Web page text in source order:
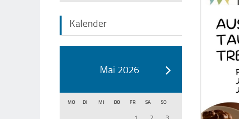
Kalender
Mai 2026
MO DI MI DO FR SA SO